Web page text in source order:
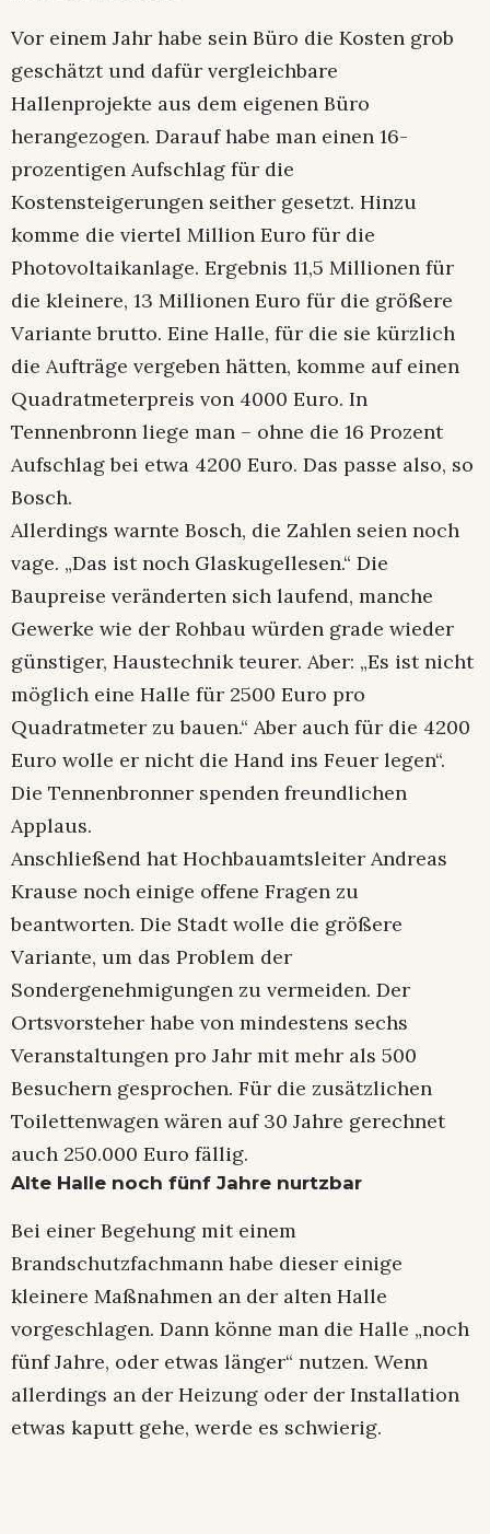
Vor einem Jahr habe sein Büro die Kosten grob
geschätzt und dafür vergleichbare
Hallenprojekte aus dem eigenen Büro
herangezogen. Darauf habe man einen 16-
prozentigen Aufschlag für die
Kostensteigerungen seither gesetzt. Hinzu
komme die viertel Million Euro für die
Photovoltaikanlage. Ergebnis 11,5 Millionen für
die kleinere, 13 Millionen Euro für die größere
Variante brutto. Eine Halle, für die sie kürzlich
die Aufträge vergeben hätten, komme auf einen
Quadratmeterpreis von 4000 Euro. In
Tennenbronn liege man – ohne die 16 Prozent
Aufschlag bei etwa 4200 Euro. Das passe also, so
Bosch.
Allerdings warnte Bosch, die Zahlen seien noch
vage. „Das ist noch Glaskugellesen.“ Die
Baupreise veränderten sich laufend, manche
Gewerke wie der Rohbau würden grade wieder
günstiger, Haustechnik teurer. Aber: „Es ist nicht
möglich eine Halle für 2500 Euro pro
Quadratmeter zu bauen.“ Aber auch für die 4200
Euro wolle er nicht die Hand ins Feuer legen“.
Die Tennenbronner spenden freundlichen
Applaus.
Anschließend hat Hochbauamtsleiter Andreas
Krause noch einige offene Fragen zu
beantworten. Die Stadt wolle die größere
Variante, um das Problem der
Sondergenehmigungen zu vermeiden. Der
Ortsvorsteher habe von mindestens sechs
Veranstaltungen pro Jahr mit mehr als 500
Besuchern gesprochen. Für die zusätzlichen
Toilettenwagen wären auf 30 Jahre gerechnet
auch 250.000 Euro fällig.
Alte Halle noch fünf Jahre nurtzbar
Bei einer Begehung mit einem
Brandschutzfachmann habe dieser einige
kleinere Maßnahmen an der alten Halle
vorgeschlagen. Dann könne man die Halle „noch
fünf Jahre, oder etwas länger“ nutzen. Wenn
allerdings an der Heizung oder der Installation
etwas kaputt gehe, werde es schwierig.